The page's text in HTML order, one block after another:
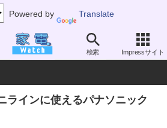
Powered by Translate
検索 Impressサイト
シェーバー トリマー
ラインに使えるパナソニック